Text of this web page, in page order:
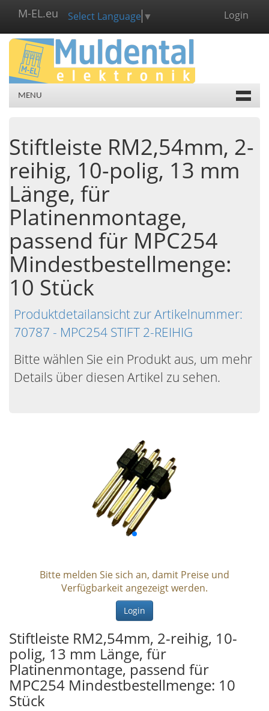
M-EL.eu Select Language ▼ Login
MENU
Stiftleiste RM2,54mm, 2-
reihig, 10-polig, 13 mm
Länge, für
Platinenmontage,
passend für MPC254
Mindestbestellmenge:
10 Stück
Produktdetailansicht zur Artikelnummer:
70787 - MPC254 STIFT 2-REIHIG
Bitte wählen Sie ein Produkt aus, um mehr
Details über diesen Artikel zu sehen.
Bitte melden Sie sich an, damit Preise und
Verfügbarkeit angezeigt werden.
Login
Stiftleiste RM2,54mm, 2-reihig, 10-
polig, 13 mm Länge, für
Platinenmontage, passend für
MPC254 Mindestbestellmenge: 10
Stück